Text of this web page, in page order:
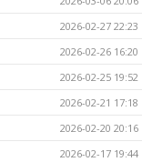
2026-02-27 22:23
2026-02-26 16:20
2026-02-25 19:52
2026-02-21 17:18
2026-02-20 20:16
2026-02-17 19:44